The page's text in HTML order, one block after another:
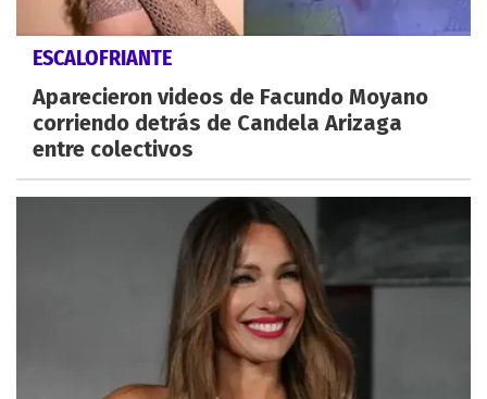
ESCALOFRIANTE
Aparecieron videos de Facundo Moyano
corriendo detrás de Candela Arizaga
entre colectivos